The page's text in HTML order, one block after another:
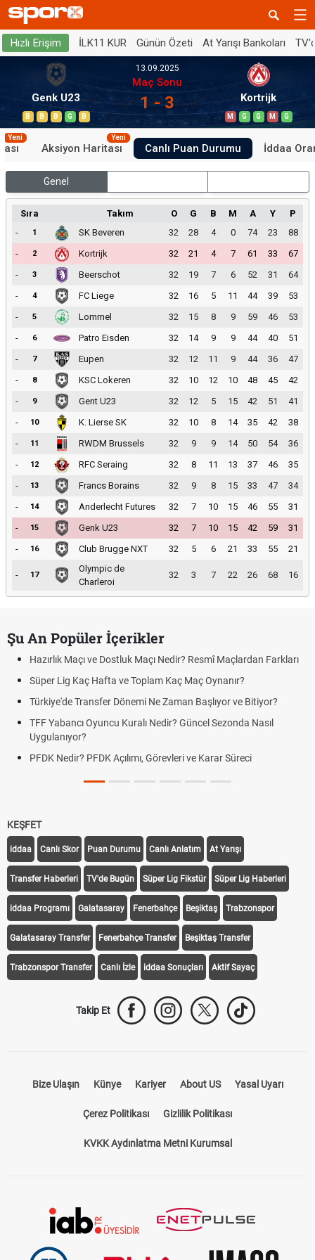
Hızlı Erişim İLK11 KUR Günün Özeti At Yarışı Bankoları
Genk U23
B B B G B
13.09.2025
Maç Sonu
1 - 3 Kortrijk
M G G M G
Yeni
Aksiyon Haritası
Yeni
Canlı Puan Durumu İddaa
Genel
Sıra Takım O G B M A Y
P
-
1 SK Beveren 32 28 4 0 74 23
88
-
2 Kortrijk 32 21 4 7 61 33
67
-
3 Beerschot 32 19 7 6 52 31
64
-
4 FC Liege 32 16 5 11 44 39
53
-
5 Lommel 32 15 8 9 59 46
53
-
6 Patro Eisden 32 14 9 9 44 40
51
-
7 Eupen 32 12 11 9 44 36
47
-
8 KSC Lokeren 32 10 12 10 48 45
42
-
9 Gent U23 32 12 5 15 42 51
41
-
10 K. Lierse SK 32 10 8 14 35 42
38
-
11 RWDM Brussels 32 9 9 14 50 54
36
-
12 RFC Seraing 32 8 11 13 37 46
35
-
13 Francs Borains 32 9 8 15 33 47
34
-
14 Anderlecht Futures 32 7 10 15 46 55
31
-
15 Genk U23 32 7 10 15 42 59
31
-
16 Club Brugge NXT 32 5 6 21 33 55 21
- 17
Olympic de
Charleroi
32 3 7 22 26 68 16
Şu An Popüler İçerikler
Hazırlık Maçı ve Dostluk Maçı Nedir? Resmî Maçlardan Farkları
Süper Lig Kaç Hafta ve Toplam Kaç Maç Oynanır?
Türkiye'de Transfer Dönemi Ne Zaman Başlıyor ve Bitiyor?
TFF Yabancı Oyuncu Kuralı Nedir? Güncel Sezonda Nasıl
Uygulanıyor?
PFDK Nedir? PFDK Açılımı, Görevleri ve Karar Süreci
KEŞFET
iddaa Canlı Skor Puan Durumu Canlı Anlatım At Yarışı
Transfer Haberleri TV'de Bugün Süper Lig Fikstür Süper Lig Haberleri
iddaa Programı Galatasaray Fenerbahçe Beşiktaş Trabzonspor
Galatasaray Transfer Fenerbahçe Transfer Beşiktaş Transfer
Trabzonspor Transfer Canlı İzle iddaa Sonuçları Aktif Sayaç
Takip Et
Bize Ulaşın Künye Kariyer About US Yasal Uyarı
Çerez Politikası Gizlilik Politikası
KVKK Aydınlatma Metni Kurumsal